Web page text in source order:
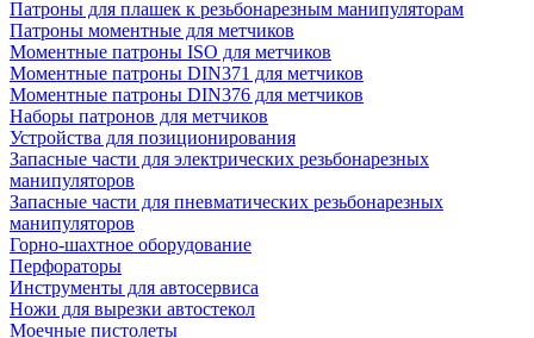
Патроны для плашек к резьбонарезным манипуляторам
Патроны моментные для метчиков
Моментные патроны ISO для метчиков
Моментные патроны DIN371 для метчиков
Моментные патроны DIN376 для метчиков
Наборы патронов для метчиков
Устройства для позиционирования
Запасные части для электрических резьбонарезных
манипуляторов
Запасные части для пневматических резьбонарезных
манипуляторов
Горно-шахтное оборудование
Перфораторы
Инструменты для автосервиса
Ножи для вырезки автостекол
Моечные пистолеты